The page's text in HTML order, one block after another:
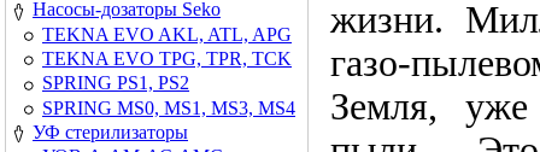
Насосы-дозаторы Seko
TEKNA EVO AKL, ATL, APG
TEKNA EVO TPG, TPR, TCK
SPRING PS1, PS2
SPRING MS0, MS1, MS3, MS4
УФ стерилизаторы
жизни.
газо-
Земля, уже